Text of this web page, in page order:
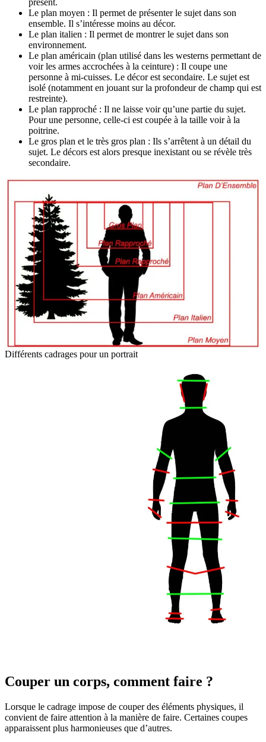
Le plan moyen : Il permet de présenter le sujet dans son
ensemble. Il s’intéresse moins au décor.
Le plan italien : Il permet de montrer le sujet dans son
environnement.
Le plan américain (plan utilisé dans les westerns permettant de
voir les armes accrochées à la ceinture) : Il coupe une
personne à mi-cuisses. Le décor est secondaire. Le sujet est
isolé (notamment en jouant sur la profondeur de champ qui est
restreinte).
Le plan rapproché : Il ne laisse voir qu’une partie du sujet.
Pour une personne, celle-ci est coupée à la taille voir à la
poitrine.
Le gros plan et le très gros plan : Ils s’arrêtent à un détail du
sujet. Le décors est alors presque inexistant ou se révèle très
secondaire.
Différents cadrages pour un portrait
Couper un corps, comment faire ?
Lorsque le cadrage impose de couper des éléments physiques, il
convient de faire attention à la manière de faire. Certaines coupes
apparaissent plus harmonieuses que d’autres.